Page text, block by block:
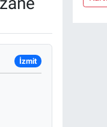
İzmit